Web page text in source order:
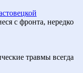
с фронта, нередко
травмы всегда